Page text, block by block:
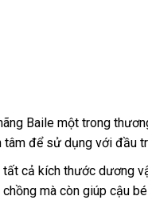
Baile một trong
tâm voucher
để sử dụng đặt
mua
với đầu
lừa
đảo
tất cả kích thước dương
chồng ở
mà còn giúp cậu